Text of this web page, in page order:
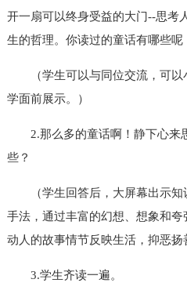
开一扇可以终身受益的大门--思考
生的哲理。你读过的童话有哪些呢
（学生可以与同位交流，可
学面前展示。）
2.那么多的童话啊！静下心来
些？
（学生回答后，大屏幕出示
手法，通过丰富的幻想、想象和
动人的故事情节反映生活，抑恶扬
3.学生齐读一遍。